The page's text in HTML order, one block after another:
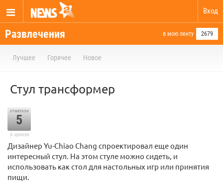
Вход
Развлечения в мою ленту 2679
Лучшее Горячее Новое
Стул трансформер
отметили
5
в архиве
Дизайнер Yu-Chiao Chang спроектировал еще один
интересный стул. На этом стуле можно сидеть, и
использовать как стол для настольных игр или принятия
пищи.